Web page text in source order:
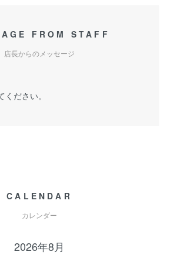
FROM STAFF
店長からのメッセージ
ださい。
CALENDAR
カレンダー
2026年8月